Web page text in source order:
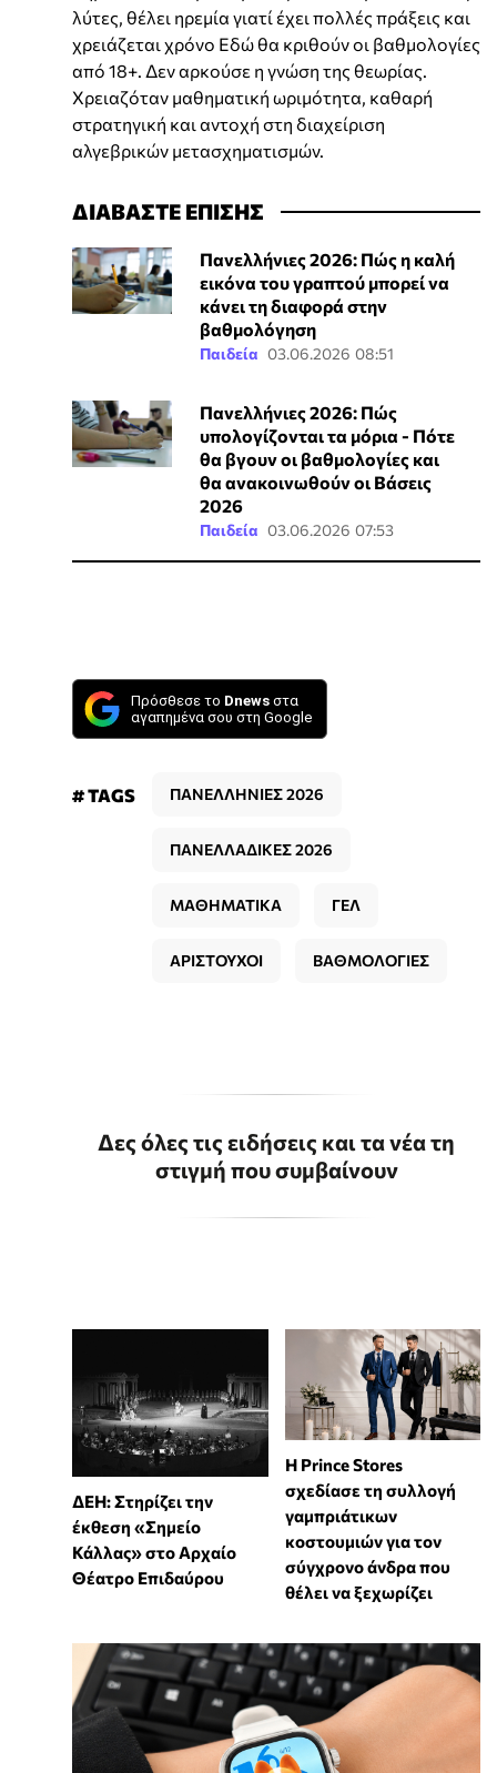
λύτες, θέλει ηρεμία γιατί έχει πολλές πράξεις και
χρειάζεται χρόνο Εδώ θα κριθούν οι βαθμολογίες
από 18+. Δεν αρκούσε η γνώση της θεωρίας.
Χρειαζόταν μαθηματική ωριμότητα, καθαρή
στρατηγική και αντοχή στη διαχείριση
αλγεβρικών μετασχηματισμών.
ΔΙΑΒΑΣΤΕ ΕΠΙΣΗΣ
Πανελλήνιες 2026: Πώς η καλή
εικόνα του γραπτού μπορεί να
κάνει τη διαφορά στην
βαθμολόγηση
Παιδεία 03.06.2026 08:51
Πανελλήνιες 2026: Πώς
υπολογίζονται τα μόρια - Πότε
θα βγουν οι βαθμολογίες και
θα ανακοινωθούν οι Βάσεις
2026
Παιδεία 03.06.2026 07:53
Πρόσθεσε το Dnews στα
αγαπημένα σου στη Google
# TAGS ΠΑΝΕΛΛΗΝΙΕΣ 2026
ΠΑΝΕΛΛΑΔΙΚΕΣ 2026
ΜΑΘΗΜΑΤΙΚΑ ΓΕΛ
ΑΡΙΣΤΟΥΧΟΙ ΒΑΘΜΟΛΟΓΙΕΣ
Δες όλες τις ειδήσεις και τα νέα τη
στιγμή που συμβαίνουν
ΔΕΗ: Στηρίζει την
έκθεση «Σημείο
Κάλλας» στο Αρχαίο
Θέατρο Επιδαύρου
Η Prince Stores
σχεδίασε τη συλλογή
γαμπριάτικων
κοστουμιών για τον
σύγχρονο άνδρα που
θέλει να ξεχωρίζει